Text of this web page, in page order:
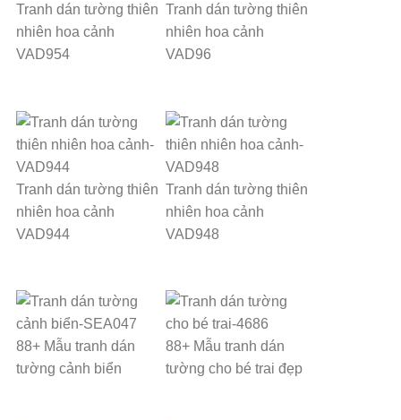
Tranh dán tường thiên
nhiên hoa cảnh
VAD954
Tranh dán tường thiên
nhiên hoa cảnh
VAD96
Tranh dán tường thiên
nhiên hoa cảnh
VAD944
Tranh dán tường thiên
nhiên hoa cảnh
VAD948
88+ Mẫu tranh dán
tường cảnh biển
88+ Mẫu tranh dán
tường cho bé trai đẹp